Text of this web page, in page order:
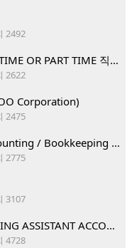
2492
LYNNWOOD 지역 CPA 에서 FULL TIME OR PART TIME 직원을 찾습니다
2622
Corporation)
2475
Young Ocean, Inc. 직원 모집 (Accounting / Bookkeeping 분야)
2775
3107
HIRING KOREAN/ENGLISH SPEAKING ASSISTANT ACCOUNT MANAGER
4728